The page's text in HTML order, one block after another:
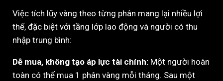
Việc tích lũy vàng theo từng phân mang lại nhiều lợi
thế, đặc biệt với tầng lớp lao động và người có thu
nhập trung bình:
Dễ mua, không tạo áp lực tài chính: Một người hoàn
toàn có thể mua 1 phân vàng mỗi tháng. Sau một